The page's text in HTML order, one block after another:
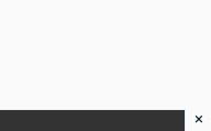
×